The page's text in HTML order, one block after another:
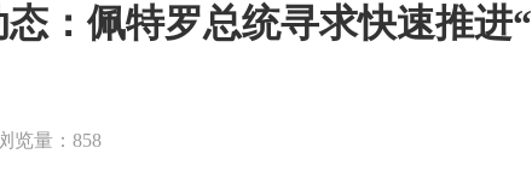
：佩特罗总统寻求快速推进
览量：858